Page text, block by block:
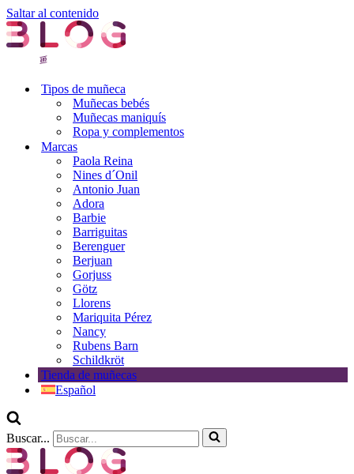
Saltar al contenido
Tipos de muñeca
Muñecas bebés
Muñecas maniquís
Ropa y complementos
Marcas
Paola Reina
Nines d´Onil
Antonio Juan
Adora
Barbie
Barriguitas
Berenguer
Berjuan
Gorjuss
Götz
Llorens
Mariquita Pérez
Nancy
Rubens Barn
Schildkröt
Tienda de muñecas
Español
Buscar...